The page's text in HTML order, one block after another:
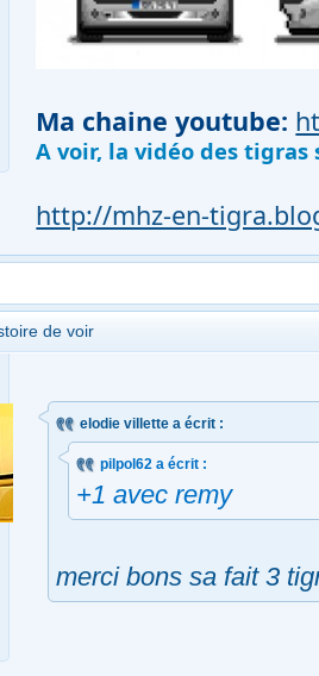
Ma chaine youtube:
A voir, la vidéo des tigras
http://mhz-en-
de voir
elodie villette a écrit :
pilpol62 a écrit :
+1 avec remy
merci bons sa fait 3